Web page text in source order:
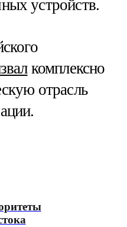
устройств.
комплексно
отрасль